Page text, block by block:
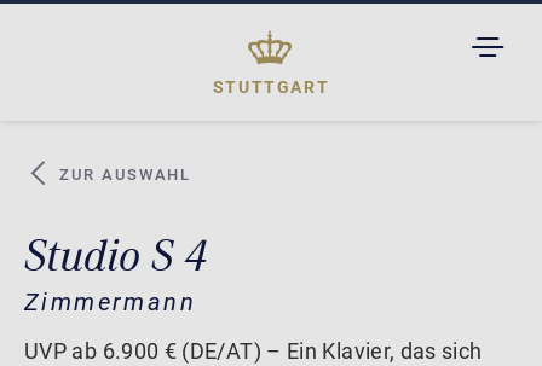
STUTTGART
ZUR AUSWAHL
Studio S 4
Zimmermann
UVP ab 6.900 € (DE/AT) – Ein Klavier, das sich